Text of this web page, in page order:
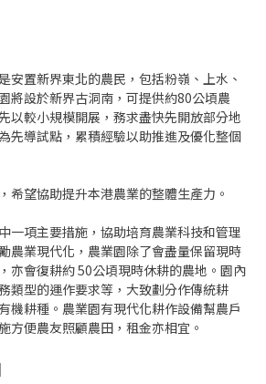
安置新界東北的農民，包括粉嶺、上水、
將設於新界古洞南，可提供約80公頃農
以較⼩規模開展，務求盡快先開放部分地
先導試點，累積經驗以助推進及優化整個
希望協助提升本港農業的整體⽣產⼒。
⼀項主要措施，協助培育農業科技和管理
農業現代化，農業園除了會盡量保留現時
亦會復耕約 50公頃現時休耕的農地。園內
類型的運作要求等，⼤致劃分作傳統耕
機耕種。農業園有現代化耕作設備幫農戶
方便農友照顧農田，租金亦相宜。